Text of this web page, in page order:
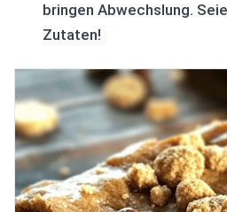
bringen Abwechslung.
Zutaten!